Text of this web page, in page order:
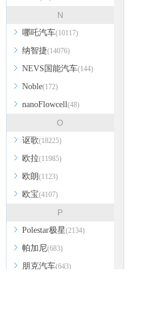
N
哪吒汽车(10117)
纳智捷(14076)
NEVS国能汽车(144)
Noble(172)
nanoFlowcell(48)
O
讴歌(18225)
欧拉(11985)
欧朗(1123)
欧宝(4107)
P
Polestar极星(2134)
帕加尼(683)
朋克汽车(643)